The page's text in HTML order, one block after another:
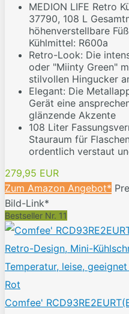
MEDION LIFE Retro
37790, 108 L
höhenverstellbare
Kühlmittel: R600a
Retro-Look: Die
oder "Miinty Green"
stilvollen Hingucker
Elegant: Die
Gerät eine
glänzende Akzente
108 Liter
Stauraum für
ordentlich verstaut
279,95 EUR
Zum Amazon Angebot*
Bild-Link*
Bestseller Nr. 11
Comfee'